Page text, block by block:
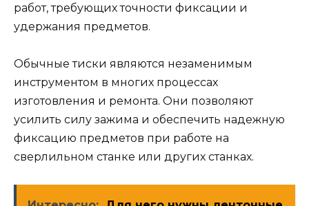
работ, требующих точности фиксации и
удержания предметов.
Обычные тиски являются незаменимым
инструментом в многих процессах
изготовления и ремонта. Они позволяют
усилить силу зажима и обеспечить надежную
фиксацию предметов при работе на
сверлильном станке или других станках.